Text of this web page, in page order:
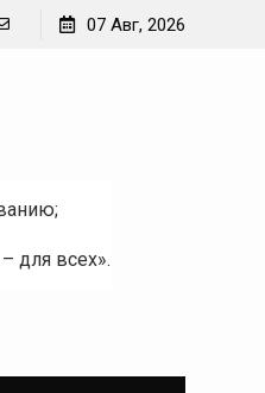
07 Авг, 2026
для всех».